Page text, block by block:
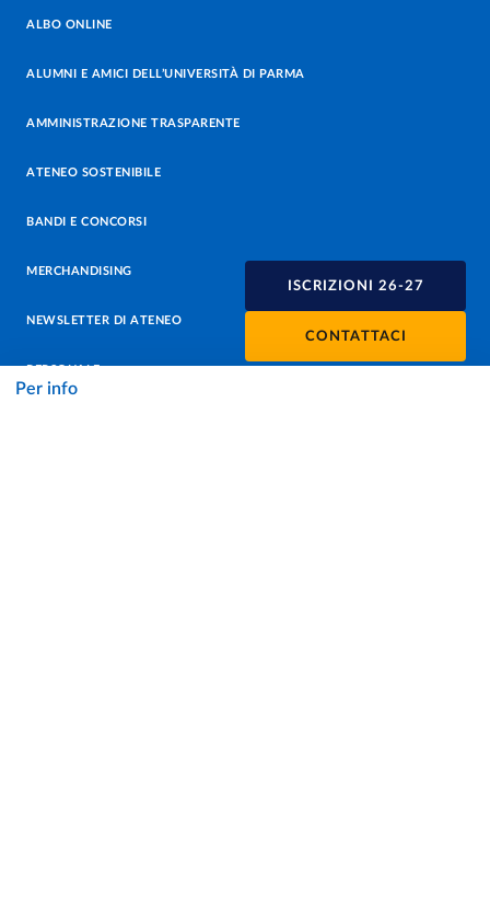
ISCRIZIONI 26-27
CONTATTACI
Per info
ALBO ONLINE
ALUMNI E AMICI DELL’UNIVERSITÀ DI PARMA
AMMINISTRAZIONE TRASPARENTE
ATENEO SOSTENIBILE
BANDI E CONCORSI
MERCHANDISING
NEWSLETTER DI ATENEO
PERSONALE